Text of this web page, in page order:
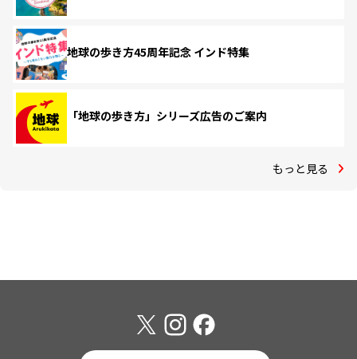
地球の歩き方45周年記念 インド特集
「地球の歩き方」シリーズ広告のご案内
もっと見る